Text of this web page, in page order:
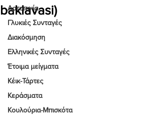
Αρτοποιία
Γλυκιές Συνταγές
Διακόσμηση
Ελληνικές Συνταγές
Έτοιμα μείγματα
Κέικ-Τάρτες
Κεράσματα
Κουλούρια-Μπισκότα
baklavasi)